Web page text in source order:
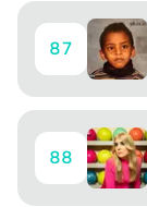
87
88